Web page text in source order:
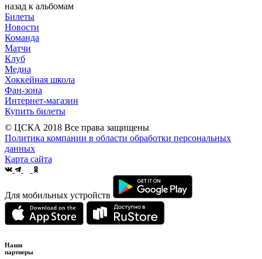
назад к альбомам
Билеты
Новости
Команда
Матчи
Клуб
Медиа
Хоккейная школа
Фан-зона
Интернет-магазин
Купить билеты
© ЦСКА 2018 Все права защищены
Политика компании в области обработки персональных
данных
Карта сайта
Для мобильных устройств
Наши
партнеры